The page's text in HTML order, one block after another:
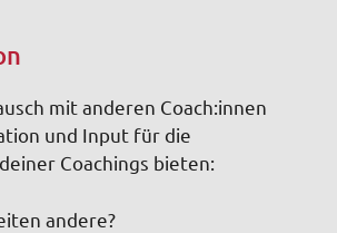
mit anderen Coach:innen
und Input für die
Coachings bieten:
andere?